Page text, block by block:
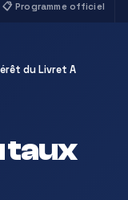
📋 Programme officiel
du Livret A
taux